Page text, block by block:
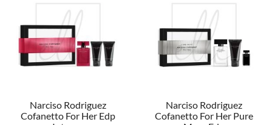
Narciso Rodriguez
Cofanetto For Her Edp
Narciso Rodriguez
Cofanetto For Her Pure